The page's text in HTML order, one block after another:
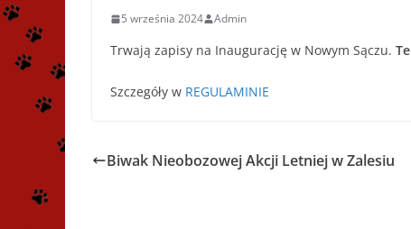
5 września 2024 Admin
Trwają zapisy na Inaugurację w Nowym Sączu.
Szczegóły w REGULAMINIE
Biwak Nieobozowej Akcji Letniej w Zalesiu